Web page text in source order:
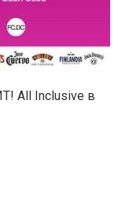
All Inclusive в